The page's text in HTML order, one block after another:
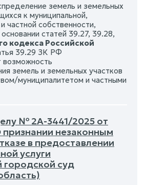
земель и земельных
к муниципальной,
частной собственности,
статей 39.27, 39.28,
кодекса Российской
39.29 ЗК РФ
возможность
земель и земельных участков
муниципалитетом и частными
№ 2А-3441/2025 от
незаконным
в предоставлении
услуги
городской суд